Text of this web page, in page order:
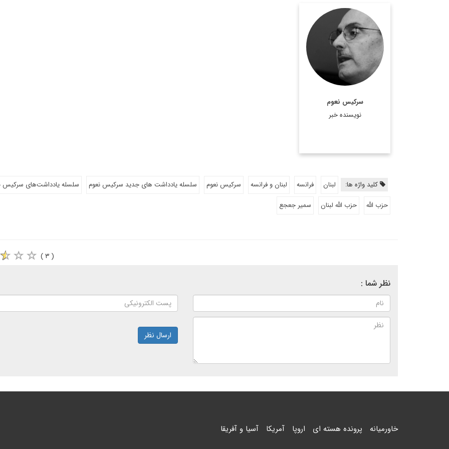
سرکیس نعوم
نویسنده خبر
سركيس نعوم، نويسنده و
روزنامه نگار مشهور لبناني
ويكي از ستون نويسان
روزنامه النهار است. وی در
سال 2011 جایزه جهانی
استرالیا دریافت کرد. ...
کلید واژه ها: لبنان فرانسه لبنان و فرانسه سرکیس نعوم سلسله یادداشت های جدید سرکیس نعوم
سلسله یادداشت‌های سرکیس
حزب الله
حزب الله لبنان سمیر جعجع
( ۳ )
نظر شما :
ارسال نظر
خاورمیانه پرونده هسته ای اروپا آمریکا آسیا و آفریقا